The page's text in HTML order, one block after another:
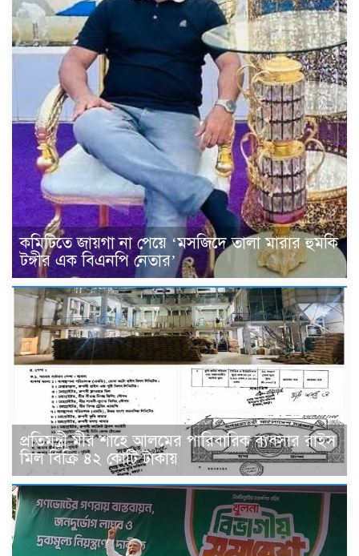
কমিটিতে জায়গা না পেয়ে ‘মসজিদে তালা মারার হুমকি
টঙ্গীর এক বিএনপি নেতার’
প্রতিমন্ত্রী মীর শাহে আলমের পারিবারিক ব‍্যবসার রাইস
মিল বিক্রি ৪২ কোটি টাকায়